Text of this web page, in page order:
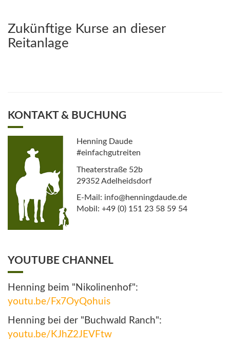
Zukünftige Kurse an dieser
Reitanlage
KONTAKT & BUCHUNG
Henning Daude
#einfachgutreiten
Theaterstraße 52b
29352 Adelheidsdorf
E-Mail: info@henningdaude.de
Mobil: +49 (0) 151 23 58 59 54
YOUTUBE CHANNEL
Henning beim "Nikolinenhof":
youtu.be/Fx7OyQohuis
Henning bei der "Buchwald Ranch":
youtu.be/KJhZ2JEVFtw